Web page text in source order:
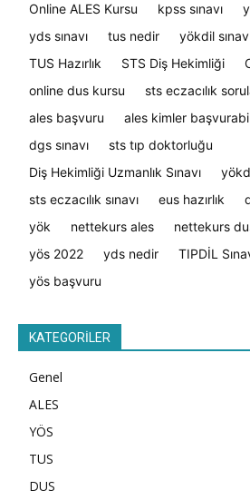
Online ALES Kursu
kpss sınavı
yds sınavı
tus nedir yökdil
TUS Hazırlık
STS Diş Hekimliği
online dus kursu
sts eczacılık
ales başvuru
ales kimler
dgs sınavı
sts tıp doktorluğu
Diş Hekimliği Uzmanlık Sınavı
sts eczacılık sınavı
eus hazırlık
yök
nettekurs ales nettekurs
yös 2022
yds nedir TIPDİL
yös başvuru
KATEGORİLER
Genel
ALES
YÖS
TUS
DUS